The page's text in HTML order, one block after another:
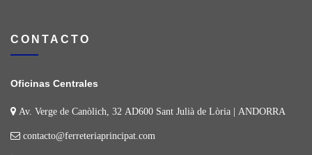
CONTACTO
Oficinas Centrales
Av. Verge de Canòlich, 32 AD600 Sant Julià de Lòria | ANDORRA
contacto@ferreteriaprincipat.com